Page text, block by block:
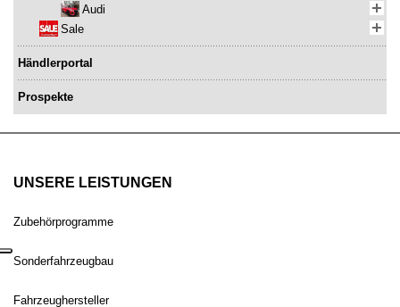
Audi
Sale
Händlerportal
Prospekte
UNSERE LEISTUNGEN
Zubehörprogramme
Sonderfahrzeugbau
Fahrzeughersteller